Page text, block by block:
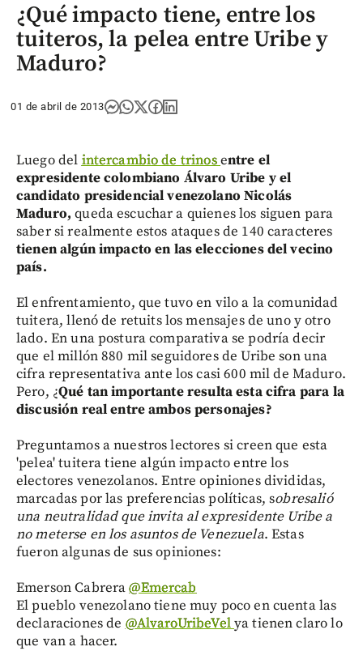
¿Qué impacto tiene, entre los
tuiteros, la pelea entre Uribe y
Maduro?
01 de abril de 2013
Luego del intercambio de trinosentre el
expresidente colombiano Álvaro Uribe y el
candidato presidencial venezolano Nicolás
Maduro, queda escuchar a quienes los siguen para
saber si realmente estos ataques de 140 caracteres
tienen algún impacto en las elecciones del vecino
país.
El enfrentamiento, que tuvo en vilo a la comunidad
tuitera, llenó de retuits los mensajes de uno y otro
lado. En una postura comparativa se podría decir
que el millón 880 mil seguidores de Uribe son una
cifra representativa ante los casi 600 mil de Maduro.
Pero, ¿Qué tan importante resulta esta cifra para la
discusión real entre ambos personajes?
Preguntamos a nuestros lectores si creen que esta
'pelea' tuitera tiene algún impacto entre los
electores venezolanos. Entre opiniones divididas,
marcadas por las preferencias políticas, sobresalió
una neutralidad que invita al expresidente Uribe a
no meterse en los asuntos de Venezuela. Estas
fueron algunas de sus opiniones:
Emerson Cabrera‏@Emercab
El pueblo venezolano tiene muy poco en cuenta las
declaraciones de @AlvaroUribeVelya tienen claro lo
que van a hacer.